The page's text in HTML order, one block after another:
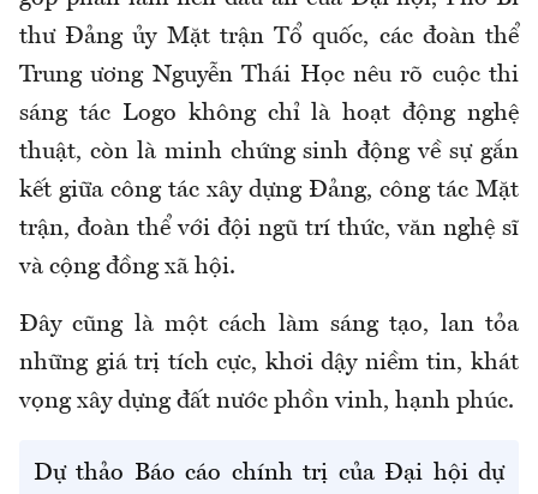
thư Đảng ủy Mặt trận Tổ quốc, các đoàn thể
Trung ương Nguyễn Thái Học nêu rõ cuộc thi
sáng tác Logo không chỉ là hoạt động nghệ
thuật, còn là minh chứng sinh động về sự gắn
kết giữa công tác xây dựng Đảng, công tác Mặt
trận, đoàn thể với đội ngũ trí thức, văn nghệ sĩ
và cộng đồng xã hội.
Đây cũng là một cách làm sáng tạo, lan tỏa
những giá trị tích cực, khơi dậy niềm tin, khát
vọng xây dựng đất nước phồn vinh, hạnh phúc.
Dự thảo Báo cáo chính trị của Đại hội dự